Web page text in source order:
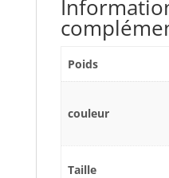
Poids
couleur
Taille